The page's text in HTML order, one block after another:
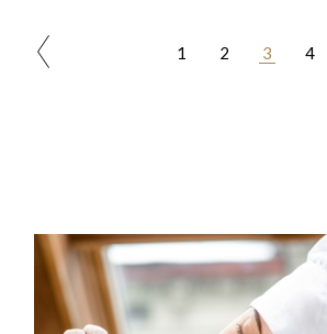
POSTS
1 2 3 4